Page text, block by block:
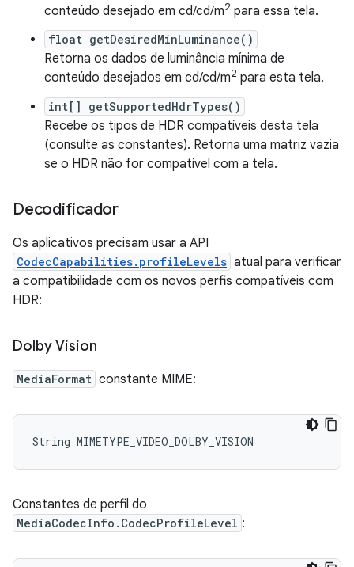
conteúdo desejado em cd/cd/m2 para essa tela.
float getDesiredMinLuminance()
Retorna os dados de luminância mínima de
conteúdo desejados em cd/cd/m2 para esta tela.
int[] getSupportedHdrTypes()
Recebe os tipos de HDR compatíveis desta tela
(consulte as constantes). Retorna uma matriz vazia
se o HDR não for compatível com a tela.
Decodificador
Os aplicativos precisam usar a API
CodecCapabilities.profileLevels atual para verificar
a compatibilidade com os novos perfis compatíveis com
HDR:
Dolby Vision
MediaFormat constante MIME:
Constantes de perfil do
MediaCodecInfo.CodecProfileLevel :